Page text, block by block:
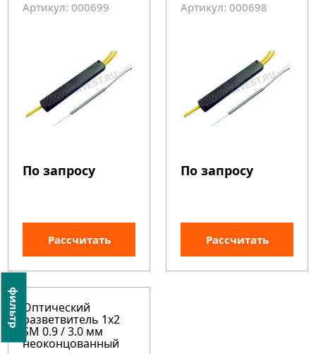
фильтр
Артикул: 000699
По запросу
Рассчитать
Артикул: 000698
По запросу
Рассчитать
Оптический
разветвитель 1х2
SM 0.9 / 3.0 мм
неоконцованный